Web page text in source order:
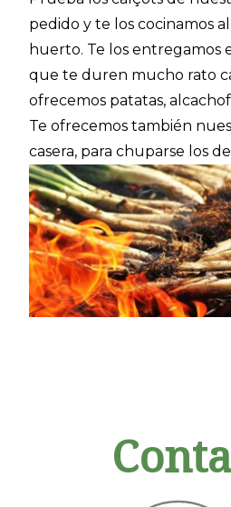
pedido y te los cocinamos
huerto. Te los entregamos
que te duren mucho rato
ofrecemos patatas,
Te ofrecemos también
casera, para chuparse los